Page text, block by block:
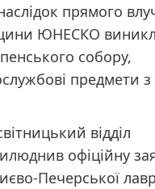
прямого
ЮНЕСКО
собору,
предмети
відділ
офіційну
Печерської